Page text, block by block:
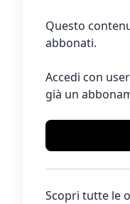
Questo
abbonati.
Accedi con
già un
Scopri tutte le